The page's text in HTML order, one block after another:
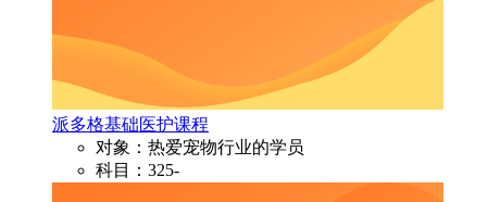
派多格基础医护课程
对象：热爱宠物行业的学员
科目：325-